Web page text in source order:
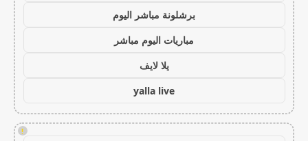
برشلونة مباشر اليوم
مباريات اليوم مباشر
يلا لايف
yalla live
!